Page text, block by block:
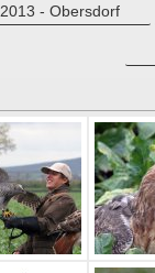
2013 - Obersdorf